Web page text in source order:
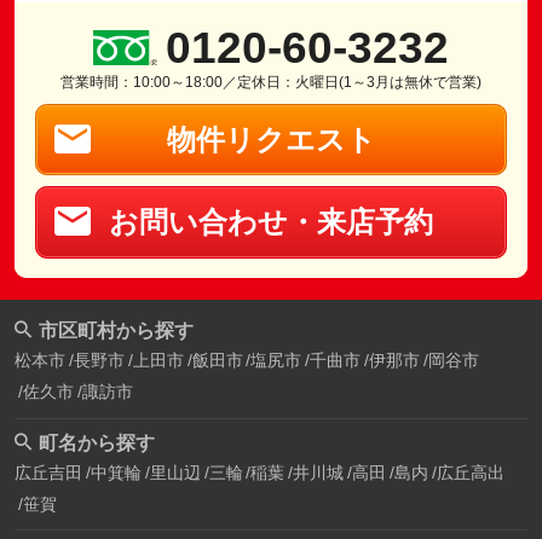
0120-60-3232
営業時間：10:00～18:00／定休日：火曜日(1～3月は無休で営業)
物件リクエスト
お問い合わせ・来店予約
市区町村から探す
松本市 長野市 上田市 飯田市 塩尻市 千曲市 伊那市 岡谷市
佐久市 諏訪市
町名から探す
広丘吉田 中箕輪 里山辺 三輪 稲葉 井川城 高田 島内 広丘高出
笹賀